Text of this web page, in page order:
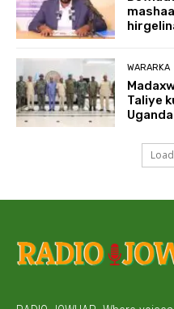
WARARKA
Taliye
Uganda